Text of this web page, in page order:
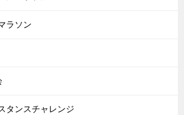
ラソン
タンスチャレンジ